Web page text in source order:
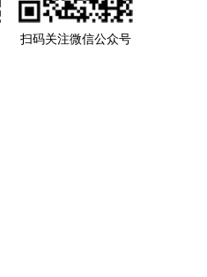
扫码关注微信公众号